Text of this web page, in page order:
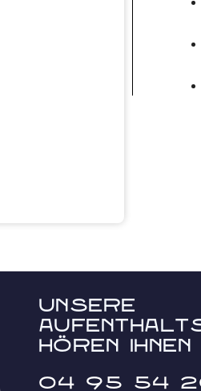
Unsere
hören Ihnen
04 95 54